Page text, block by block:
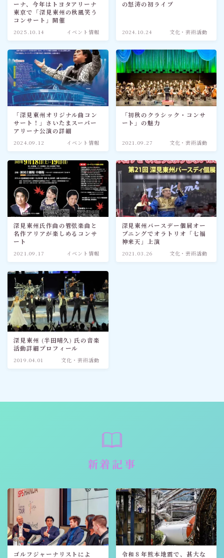
ーナ、今年はトヨタアリーナ
東京で「深見東州の秋風笑う
コンサート」開催
2025.10.14 イベント情報
の怒涛の初ライブ
2024.10.24 文化・芸術活動
「深見東州オリジナル曲コン
サート！」さいたまスーパー
アリーナ公演の詳細
2024.09.12 イベント情報
「初秋のクラシック・コンサ
ート」の魅力
2021.09.27 文化・芸術活動
深見東州氏作曲の管弦楽曲と
名作アリアが楽しめるコンサ
ート
2021.09.17 イベント情報
深見東州バースデー個展オー
プニングでオラトリオ「七福
神来天」上演
2021.03.26 文化・芸術活動
深見東州 (半田晴久) 氏の音楽
活動詳細プロフィール
2019.04.01 文化・芸術活動
新着記事
ゴルフジャーナリストによ
令和８年熊本地震で、甚大な